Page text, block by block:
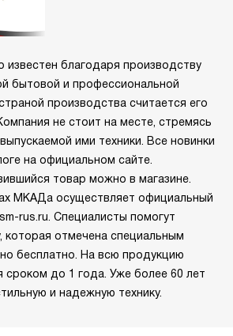
известен благодаря производству
бытовой и профессиональной
производства считается его
не стоит на месте, стремясь
ими техники. Все новинки
на официальном сайте.
товар можно в магазине.
МКАДа осуществляет официальный
rus.ru. Специалисты помогут
которая отмечена специальным
бесплатно. На всю продукцию
сроком до 1 года. Уже более 60 лет
и надежную технику.